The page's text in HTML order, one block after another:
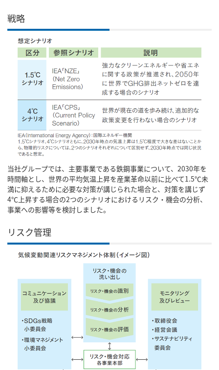
戦略
当社グループでは、主要事業である鉄鋼事業について、2030年を
時間軸とし、世界の平均気温上昇を産業革命以前に比べて1.5℃未
満に抑えるために必要な対策が講じられた場合と、対策を講じず
4℃上昇する場合の2つのシナリオにおけるリスク・機会の分析、
事業への影響等を検討しました。
リスク管理